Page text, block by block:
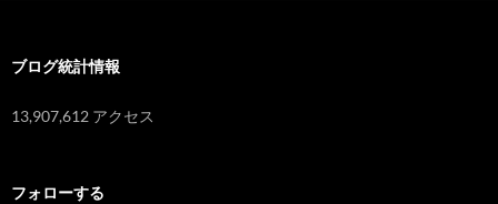
ブログ統計情報
13,907,612 アクセス
フォローする